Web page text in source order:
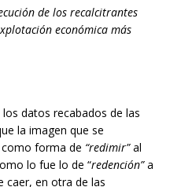
de los recalcitrantes
económica más
datos recabados de las
la imagen que se
como forma de “redimir”al
lo fue lo de “redención”a
caer, en otra de las